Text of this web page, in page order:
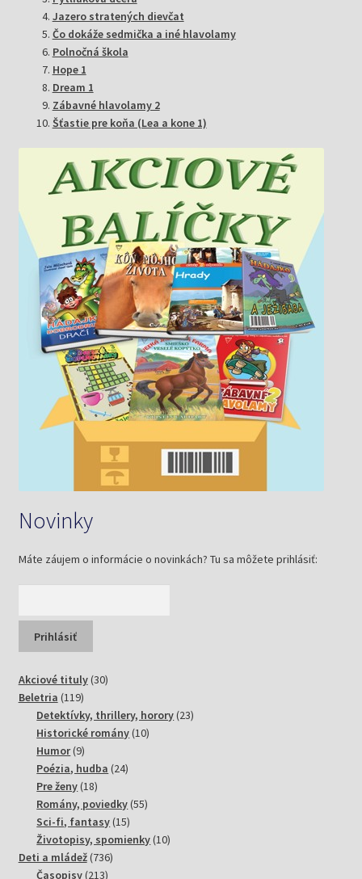
Jazero stratených dievčat
Čo dokáže sedmička a iné hlavolamy
Polnočná škola
Hope 1
Dream 1
Zábavné hlavolamy 2
Šťastie pre koňa (Lea a kone 1)
Novinky
Máte záujem o informácie o novinkách? Tu sa môžete prihlásiť:
Akciové tituly 3030
Beletria 119119
produktov
Detektívky, thrillery, horory 2323
Historické romány 1010
Humor 99
produktov
Poézia, hudba 2424
Pre ženy 1818
produktov
Romány, poviedky 5555
Sci-fi, fantasy 1515
produktov
Životopisy, spomienky 1010
Deti a mládež 736736
Časopisy 213213